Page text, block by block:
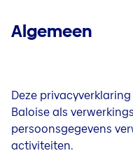
Blogs
Wat is een
Algemeen
Deze
Baloise als
persoonsgegevens
activiteiten.